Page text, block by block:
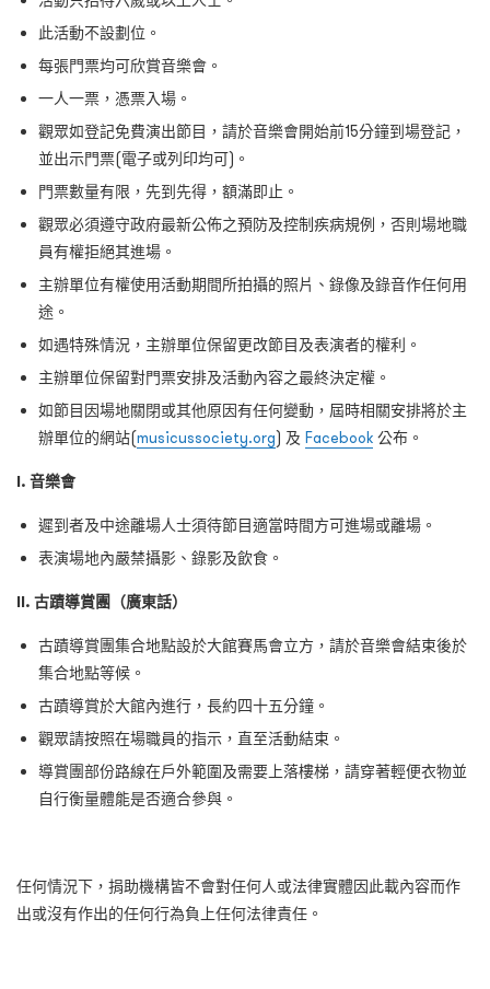
此活動不設劃位。
每張門票均可欣賞音樂會。
一人一票，憑票入場。
觀眾如登記免費演出節目，請於音樂會開始前15分鐘到場登記，
並出示門票(電子或列印均可)。
門票數量有限，先到先得，額滿即止。
觀眾必須遵守政府最新公佈之預防及控制疾病規例，否則場地職
員有權拒絕其進場。
主辦單位有權使用活動期間所拍攝的照片、錄像及錄音作任何用
途。
如遇特殊情況，主辦單位保留更改節目及表演者的權利。
主辦單位保留對門票安排及活動內容之最終決定權。
如節目因場地關閉或其他原因有任何變動，屆時相關安排將於主
辦單位的網站(musicussociety.org) 及 Facebook 公布。
I. 音樂會
遲到者及中途離場人士須待節目適當時間方可進場或離場。
表演場地內嚴禁攝影、錄影及飲食。
II. 古蹟導賞團（廣東話）
古蹟導賞團集合地點設於大館賽馬會立方，請於音樂會結束後於
集合地點等候。
古蹟導賞於大館內進行，長約四十五分鐘。
觀眾請按照在場職員的指示，直至活動結束。
導賞團部份路線在戶外範圍及需要上落樓梯，請穿著輕便衣物並
自行衡量體能是否適合參與。
任何情況下，捐助機構皆不會對任何人或法律實體因此載內容而作
出或沒有作出的任何行為負上任何法律責任。